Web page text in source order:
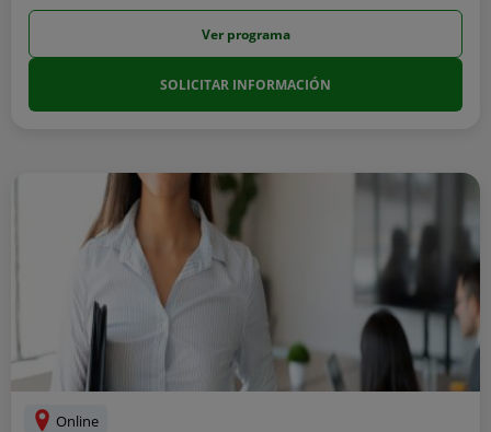
Ver programa
SOLICITAR INFORMACIÓN
Online